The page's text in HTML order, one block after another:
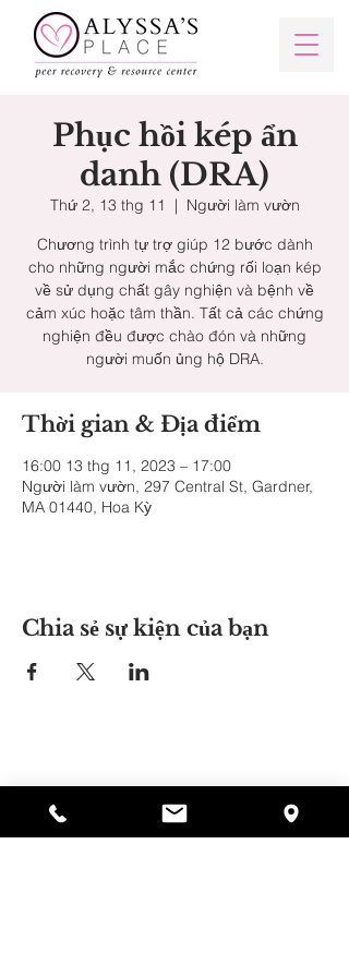
Phục hồi kép ẩn
danh (DRA)
Thứ 2, 13 thg 11
  |
Người làm vườn
Chương trình tự trợ giúp 12 bước dành
cho những người mắc chứng rối loạn kép
về sử dụng chất gây nghiện và bệnh về
cảm xúc hoặc tâm thần. Tất cả các chứng
nghiện đều được chào đón và những
người muốn ủng hộ DRA.
Thời gian & Địa điểm
16:00 13 thg 11, 2023 – 17:00
Người làm vườn, 297 Central St, Gardner,
MA 01440, Hoa Kỳ
Chia sẻ sự kiện của bạn
978-364-0920